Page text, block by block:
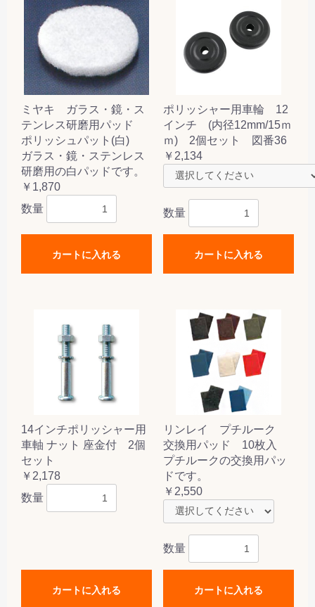
ミヤキ ガラス・鏡・ス
テンレス研磨用パッド
ポリッシュパット(白)
ガラス・鏡・ステンレス
研磨用の白パッドです。
￥1,870
数量
カートに入れる
ポリッシャー用車輪 12
インチ (内径12mm/15ｍ
ｍ) 2個セット 図番36
￥2,134
数量
カートに入れる
14インチポリッシャー用
車軸 ナット 座金付 2個
セット
￥2,178
数量
カートに入れる
リンレイ プチルーク
交換用パッド 10枚入
プチルークの交換用パッ
ドです。
￥2,550
数量
カートに入れる